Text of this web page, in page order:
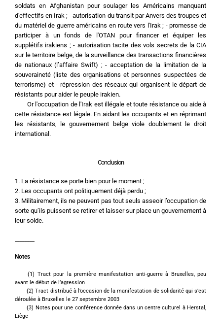
soldats en Afghanistan pour soulager les Américains manquant
d'effectifs en Irak ; - autorisation du transit par Anvers des troupes et
du matériel de guerre américains en route vers l'Irak ; - promesse de
participer à un fonds de l'OTAN pour financer et équiper les
supplétifs irakiens ; - autorisation tacite des vols secrets de la CIA
sur le territoire belge, de la surveillance des transactions financières
de nationaux (l’affaire Swift) ; - acceptation de la limitation de la
souveraineté (liste des organisations et personnes suspectées de
terrorisme) et - répression des réseaux qui organisent le départ de
résistants pour aider le peuple irakien.
cette résistance est légale. En aidant les occupants et en réprimant
les résistants, le gouvernement belge viole doublement le droit
international.
Conclusion
1. La résistance se porte bien pour le moment ;
2. Les occupants ont politiquement déjà perdu ;
3. Militairement, ils ne peuvent pas tout seuls asseoir l’occupation de
sorte qu’ils puissent se retirer et laisser sur place un gouvernement à
leur solde.
Notes
	(1) Tract pour la première manifestation anti-guerre à Bruxelles, peu
avant le début de l’agression
	(2) Tract distribué à l’occasion de la manifestation de solidarité qui s’est
déroulée à Bruxelles le 27 septembre 2003
	(3) Notes pour une conférence donnée dans un centre culturel à Herstal,
Liège